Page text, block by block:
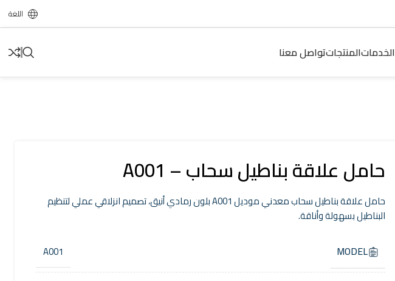
اللغة
الخدماتالمنتجاتتواصل معنا
حامل علاقة بناطيل سحاب – A001
حامل علاقة بناطيل سحاب معدني موديل A001 بلون رمادي أنيق، تصميم انزلاقي عملي لتنظيم
البناطيل بسهولة وأناقة.
MODEL
A001